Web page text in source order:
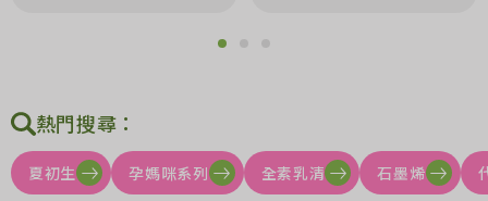
熱門搜尋：
夏初生 孕媽咪系列 全素乳清 石墨烯